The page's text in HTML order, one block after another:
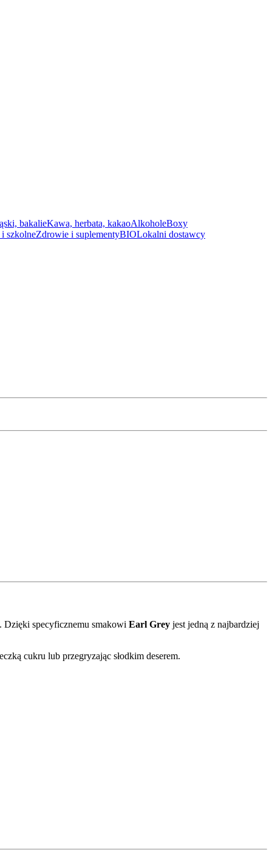
bakalieKawa, herbata, kakaoAlkoholeBoxy
szkolneZdrowie i suplementyBIOLokalni dostawcy
Dzięki specyficznemu smakowi Earl Grey jest jedną z najbardziej
cukru lub przegryzając słodkim deserem.